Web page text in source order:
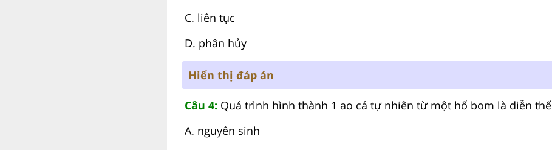
C. liên tục
D. phân hủy
Hiển thị đáp án
Câu 4: Quá trình hình thành 1 ao cá tự nhiên từ một hố bom là diễn thế
A. nguyên sinh